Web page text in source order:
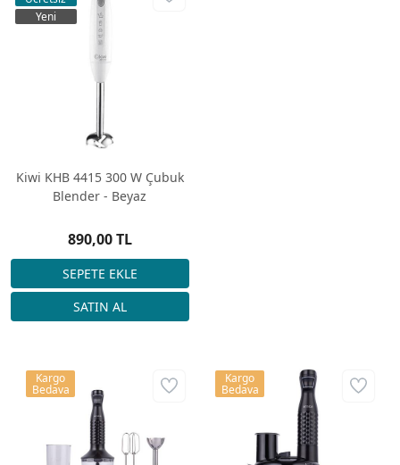
Kiwi KHB 4415 300 W Çubuk
Blender - Beyaz
890,00 TL
Yeni
Kargo
Bedava
Kargo
Bedava